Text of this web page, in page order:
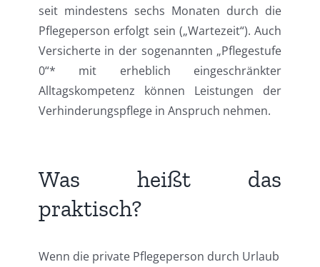
seit mindestens sechs Monaten durch die
Pflegeperson erfolgt sein („Wartezeit“). Auch
Versicherte in der sogenannten „Pflegestufe
0“* mit erheblich eingeschränkter
Alltagskompetenz können Leistungen der
Verhinderungspflege in Anspruch nehmen.
Was heißt das
praktisch?
Wenn die private Pflegeperson durch Urlaub